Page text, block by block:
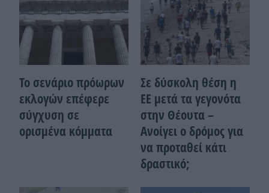
Το σενάριο πρόωρων
εκλογών επέφερε
σύγχυση σε
ορισμένα κόμματα
Σε δύσκολη θέση η
ΕΕ μετά τα γεγονότα
στην Θέουτα –
Ανοίγει ο δρόμος για
να προταθεί κάτι
δραστικό;